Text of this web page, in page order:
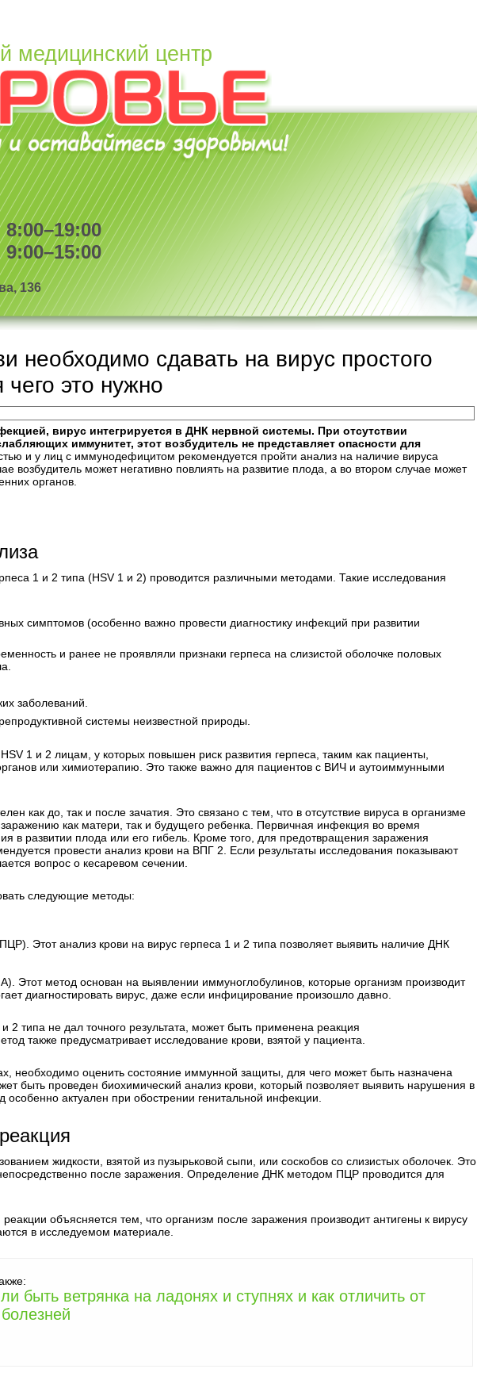
медицинский центр
136
необходимо сдавать на вирус простого
это нужно
вирус интегрируется в ДНК нервной системы. При отсутствии
иммунитет, этот возбудитель не представляет опасности для
и у лиц с иммунодефицитом рекомендуется пройти анализ на наличие вируса
возбудитель может негативно повлиять на развитие плода, а во втором случае может
органов.
1 и 2 типа (HSV 1 и 2) проводится различными методами. Такие исследования
симптомов (особенно важно провести диагностику инфекций при развитии
и ранее не проявляли признаки герпеса на слизистой оболочке половых
заболеваний.
системы неизвестной природы.
1 и 2 лицам, у которых повышен риск развития герпеса, таким как пациенты,
или химиотерапию. Это также важно для пациентов с ВИЧ и аутоиммунными
как до, так и после зачатия. Это связано с тем, что в отсутствие вируса в организме
заражению как матери, так и будущего ребенка. Первичная инфекция во время
в развитии плода или его гибель. Кроме того, для предотвращения заражения
провести анализ крови на ВПГ 2. Если результаты исследования показывают
вопрос о кесаревом сечении.
следующие методы:
Этот анализ крови на вирус герпеса 1 и 2 типа позволяет выявить наличие ДНК
Этот метод основан на выявлении иммуноглобулинов, которые организм производит
диагностировать вирус, даже если инфицирование произошло давно.
2 типа не дал точного результата, может быть применена реакция
также предусматривает исследование крови, взятой у пациента.
необходимо оценить состояние иммунной защиты, для чего может быть назначена
быть проведен биохимический анализ крови, который позволяет выявить нарушения в
особенно актуален при обострении генитальной инфекции.
жидкости, взятой из пузырьковой сыпи, или соскобов со слизистых оболочек. Это
после заражения. Определение ДНК методом ПЦР проводится для
объясняется тем, что организм после заражения производит антигены к вирусу
в исследуемом материале.
быть ветрянка на ладонях и ступнях и как отличить от